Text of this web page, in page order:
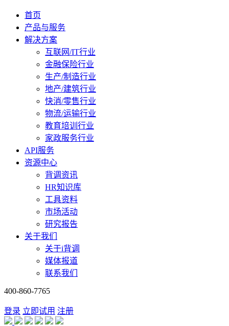
首页
产品与服务
解决方案
互联网/IT行业
金融保险行业
生产/制造行业
地产/建筑行业
快消/零售行业
物流/运输行业
教育培训行业
家政服务行业
API服务
资源中心
背调资讯
HR知识库
工具资料
市场活动
研究报告
关于我们
关于i背调
媒体报道
联系我们
400-860-7765
登录 立即试用 注册